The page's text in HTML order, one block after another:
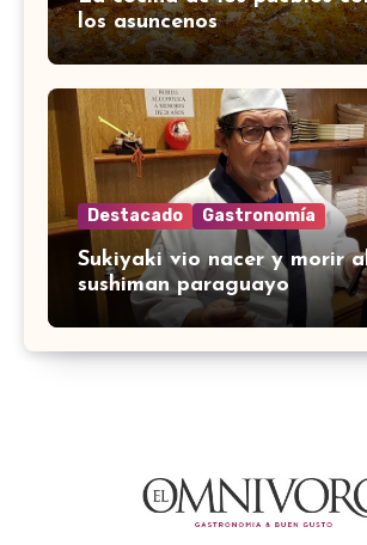
los asuncenos
Destacado Gastronomía
Sukiyaki vio nacer y morir
sushiman paraguayo